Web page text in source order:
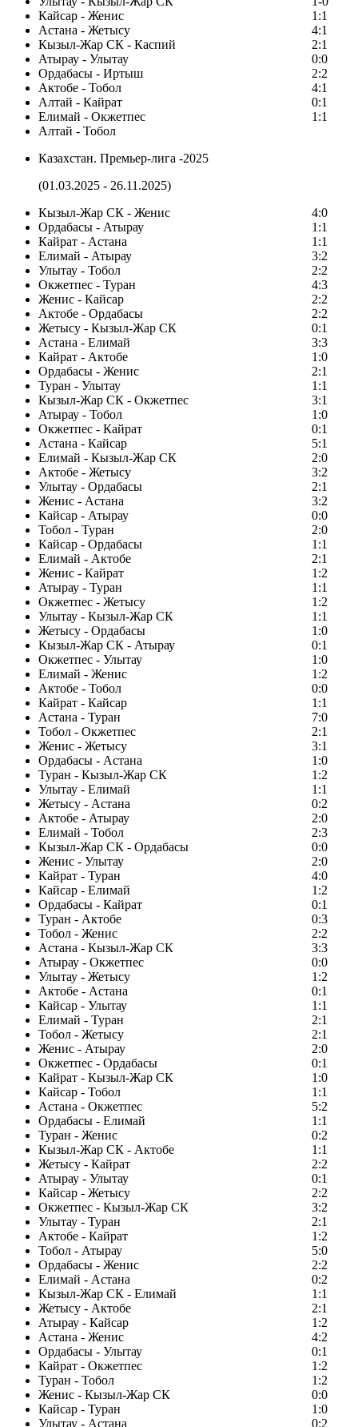
Кайсар - Женис
1:1
Астана - Жетысу
4:1
Кызыл-Жар СК - Каспий
2:1
Атырау - Улытау
0:0
Ордабасы - Иртыш
2:2
Актобе - Тобол
4:1
Алтай - Кайрат
0:1
Елимай - Окжетпес
1:1
Алтай - Тобол
Казахстан. Премьер-лига -2025
(01.03.2025 - 26.11.2025)
Кызыл-Жар СК - Женис
4:0
Ордабасы - Атырау
1:1
Кайрат - Астана
1:1
Елимай - Атырау
3:2
Улытау - Тобол
2:2
Окжетпес - Туран
4:3
Женис - Кайсар
2:2
Актобе - Ордабасы
2:2
Жетысу - Кызыл-Жар СК
0:1
Астана - Елимай
3:3
Кайрат - Актобе
1:0
Ордабасы - Женис
2:1
Туран - Улытау
1:1
Кызыл-Жар СК - Окжетпес
3:1
Атырау - Тобол
1:0
Окжетпес - Кайрат
0:1
Астана - Кайсар
5:1
Елимай - Кызыл-Жар СК
2:0
Актобе - Жетысу
3:2
Улытау - Ордабасы
2:1
Женис - Астана
3:2
Кайсар - Атырау
0:0
Тобол - Туран
2:0
Кайсар - Ордабасы
1:1
Елимай - Актобе
2:1
Женис - Кайрат
1:2
Атырау - Туран
1:1
Окжетпес - Жетысу
1:2
Улытау - Кызыл-Жар СК
1:1
Жетысу - Ордабасы
1:0
Кызыл-Жар СК - Атырау
0:1
Окжетпес - Улытау
1:0
Елимай - Женис
1:2
Актобе - Тобол
0:0
Кайрат - Кайсар
1:1
Астана - Туран
7:0
Тобол - Окжетпес
2:1
Женис - Жетысу
3:1
Ордабасы - Астана
1:0
Туран - Кызыл-Жар СК
1:2
Улытау - Елимай
1:1
Жетысу - Астана
0:2
Актобе - Атырау
2:0
Елимай - Тобол
2:3
Кызыл-Жар СК - Ордабасы
0:0
Женис - Улытау
2:0
Кайрат - Туран
4:0
Кайсар - Елимай
1:2
Ордабасы - Кайрат
0:1
Туран - Актобе
0:3
Тобол - Женис
2:2
Астана - Кызыл-Жар СК
3:3
Атырау - Окжетпес
0:0
Улытау - Жетысу
1:2
Актобе - Астана
0:1
Кайсар - Улытау
1:1
Елимай - Туран
2:1
Тобол - Жетысу
2:1
Женис - Атырау
2:0
Окжетпес - Ордабасы
0:1
Кайрат - Кызыл-Жар СК
1:0
Кайсар - Тобол
1:1
Астана - Окжетпес
5:2
Ордабасы - Елимай
1:1
Туран - Женис
0:2
Кызыл-Жар СК - Актобе
1:1
Жетысу - Кайрат
2:2
Атырау - Улытау
0:1
Кайсар - Жетысу
2:2
Окжетпес - Кызыл-Жар СК
3:2
Улытау - Туран
2:1
Актобе - Кайрат
1:2
Тобол - Атырау
5:0
Ордабасы - Женис
2:2
Елимай - Астана
0:2
Кызыл-Жар СК - Елимай
1:1
Жетысу - Актобе
2:1
Атырау - Кайсар
1:2
Астана - Женис
4:2
Ордабасы - Улытау
0:1
Кайрат - Окжетпес
1:2
Туран - Тобол
1:2
Женис - Кызыл-Жар СК
0:0
Кайсар - Туран
1:0
Улытау - Астана
0:2